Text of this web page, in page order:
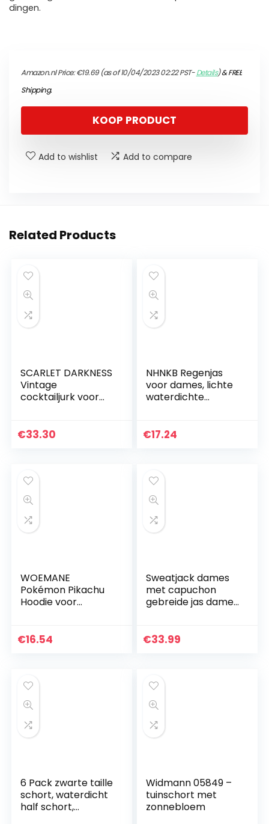
dingen.
Amazon.nl Price:€19.69(as of 10/04/2023 02:22 PST-Details)&FREE
Shipping.
KOOP PRODUCT
Add to wishlist Add to compare
Related Products
SCARLET DARKNESS
Vintage
cocktailjurk voor
lederen riem,
€33.30
NHNKB Regenjas
voor dames, lichte
waterdichte
outdoor windjas
€17.24
WOEMANE
Pokémon Pikachu
Hoodie voor
€16.54
Sweatjack dames
met capuchon
gebreide jas dames
dames oversized
€33.99
6 Pack zwarte taille
schort, waterdicht
half schort,
Widmann 05849 –
tuinschort met
zonnebloem